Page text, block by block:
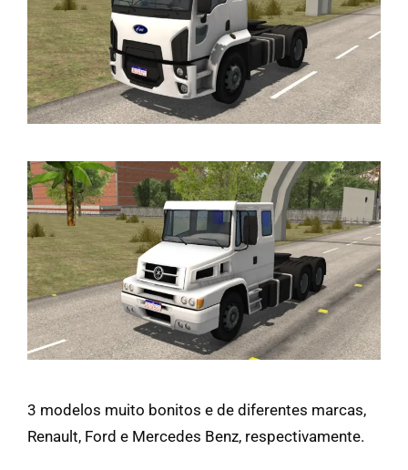
3 modelos muito bonitos e de diferentes marcas,
Renault, Ford e Mercedes Benz, respectivamente.